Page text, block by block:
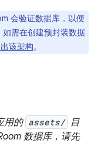
会验证数据库，以便
需在创建预封装数据
该架构。
用的 assets/ 目
数据库，请先